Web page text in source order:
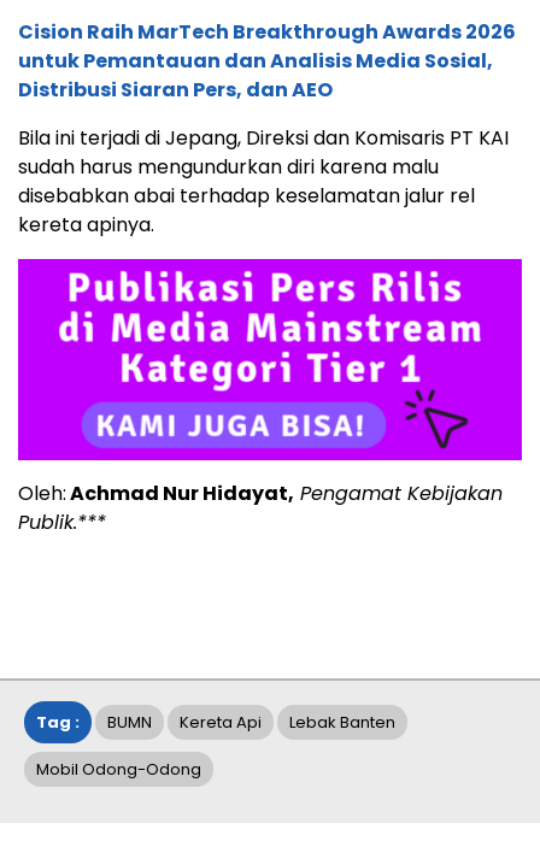
Cision Raih MarTech Breakthrough Awards 2026
untuk Pemantauan dan Analisis Media Sosial,
Distribusi Siaran Pers, dan AEO
Bila ini terjadi di Jepang, Direksi dan Komisaris PT KAI
sudah harus mengundurkan diri karena malu
disebabkan abai terhadap keselamatan jalur rel
kereta apinya.
Oleh:Achmad Nur Hidayat, Pengamat Kebijakan
Publik.***
Tag : BUMN Kereta Api Lebak Banten
Mobil Odong-Odong